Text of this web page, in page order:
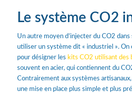
Le système CO2
Un autre moyen d’injecter du CO2 dans
utiliser un système dit « industriel ».
pour désigner les kits CO2 utilisant des
souvent en acier, qui contiennent du
Contrairement aux systèmes
une mise en place plus simple et plus